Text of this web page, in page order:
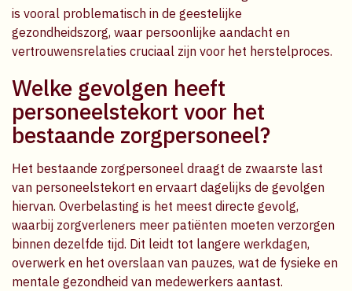
is vooral problematisch in de geestelijke
gezondheidszorg, waar persoonlijke aandacht en
vertrouwensrelaties cruciaal zijn voor het herstelproces.
Welke gevolgen heeft
personeelstekort voor het
bestaande zorgpersoneel?
Het bestaande zorgpersoneel draagt de zwaarste last
van personeelstekort en ervaart dagelijks de gevolgen
hiervan. Overbelasting is het meest directe gevolg,
waarbij zorgverleners meer patiënten moeten verzorgen
binnen dezelfde tijd. Dit leidt tot langere werkdagen,
overwerk en het overslaan van pauzes, wat de fysieke en
mentale gezondheid van medewerkers aantast.